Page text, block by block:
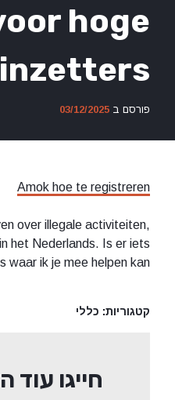
voor
03/12/2025
Amok hoe te
schrijven over illegale
in het Nederlands. Is er
anders waar ik je mee helpen
כללי
חייגו עוד